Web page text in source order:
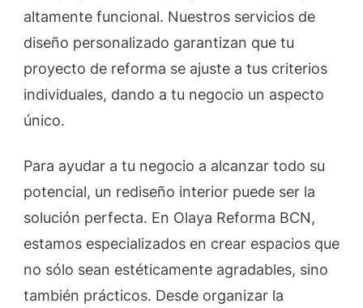
altamente funcional. Nuestros servicios de
diseño personalizado garantizan que tu
proyecto de reforma se ajuste a tus criterios
individuales, dando a tu negocio un aspecto
único.
Para ayudar a tu negocio a alcanzar todo su
potencial, un rediseño interior puede ser la
solución perfecta. En Olaya Reforma BCN,
estamos especializados en crear espacios que
no sólo sean estéticamente agradables, sino
también prácticos. Desde organizar la